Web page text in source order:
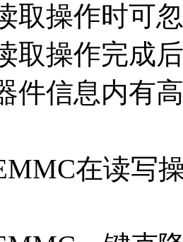
操作时可忽
操作完成后
息内有高
在读写操
示